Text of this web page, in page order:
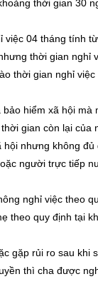
thời gian 30
04 tháng tính
thời gian nghỉ
thời gian nghỉ
hiểm xã hội mà
gian còn lại của
nhưng không đủ
người trực tiếp
nghỉ việc theo
theo quy định tại
gặp rủi ro sau khi
thì cha được